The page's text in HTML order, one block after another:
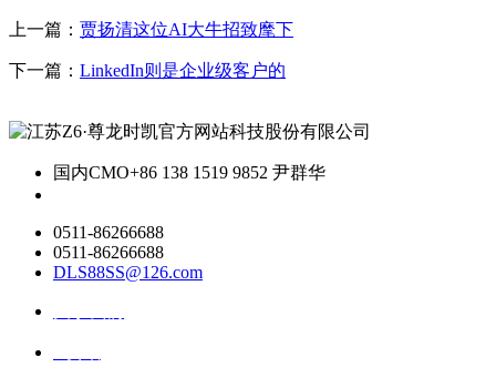
上一篇： 贾扬清这位AI大牛招致麾下
下一篇： LinkedIn则是企业级客户的
国内CMO+86 138 1519 9852 尹群华
0511-86266688
0511-86266688
DLS88SS@126.com